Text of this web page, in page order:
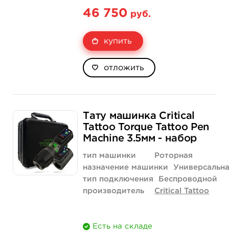
46 750 руб.
купить
отложить
Тату машинка Critical
Tattoo Torque Tattoo Pen
Machine 3.5мм - набор
тип машинки
Роторная
назначение машинки
тип подключения
Беспроводной
производитель
Critical Tattoo
Есть на складе